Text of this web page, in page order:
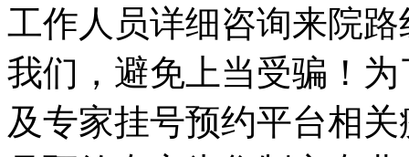
工作人员详细咨询来院
我们，避免上当受骗！
及专家挂号预约平台相